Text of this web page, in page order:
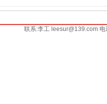
联系:李工 leesur@139.com